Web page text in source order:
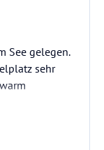
See gelegen.
sehr